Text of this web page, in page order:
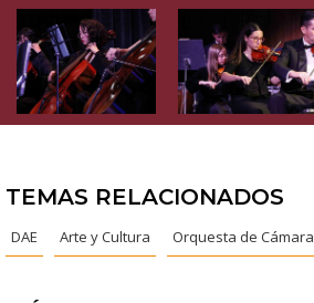
TEMAS RELACIONADOS
DAE Arte y Cultura Orquesta de Cámara